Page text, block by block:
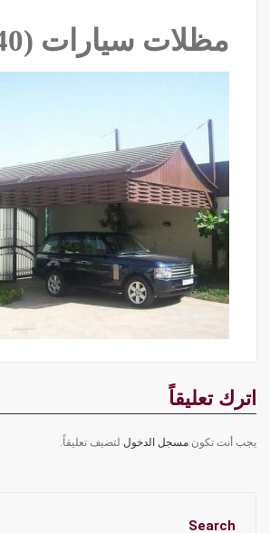
مظلات سيارات (40)
اترك تعليقاً
يجب أنت تكون مسجل الدخول لتضيف تعليقاً.
Search